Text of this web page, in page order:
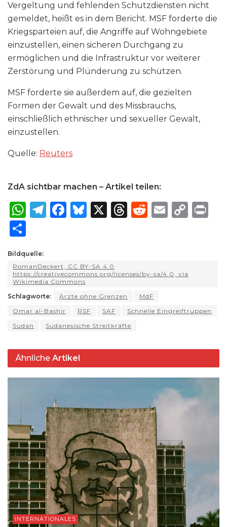
Vergeltung und fehlenden Schutzdiensten nicht
gemeldet, heißt es in dem Bericht. MSF forderte die
Kriegsparteien auf, die Angriffe auf Wohngebiete
einzustellen, einen sicheren Durchgang zu
ermöglichen und die Infrastruktur vor weiterer
Zerstörung und Plünderung zu schützen.
MSF forderte sie außerdem auf, die gezielten
Formen der Gewalt und des Missbrauchs,
einschließlich ethnischer und sexueller Gewalt,
einzustellen.
Quelle: Reuters
ZdA sichtbar machen – Artikel teilen:
W
ts
A
p
p
T
ra
m
F
b
o
k
B
k
y
X
T
d
R
t
E
C
Li
k
ar
e
Bildquelle:
RomanDeckert, CC BY-SA 4.0
https://creativecommons.org/licenses/by-sa/4.0, via
Wikimedia Commons
Schlagworte:
Ärzte ohne Grenzen
MdF
Omar al-Bashir
RSF SAF
Schnelle Eingreiftruppen
Sudan
Sudanesische Streitkräfte
Ähnliche Artikel
INTERNATIONALES